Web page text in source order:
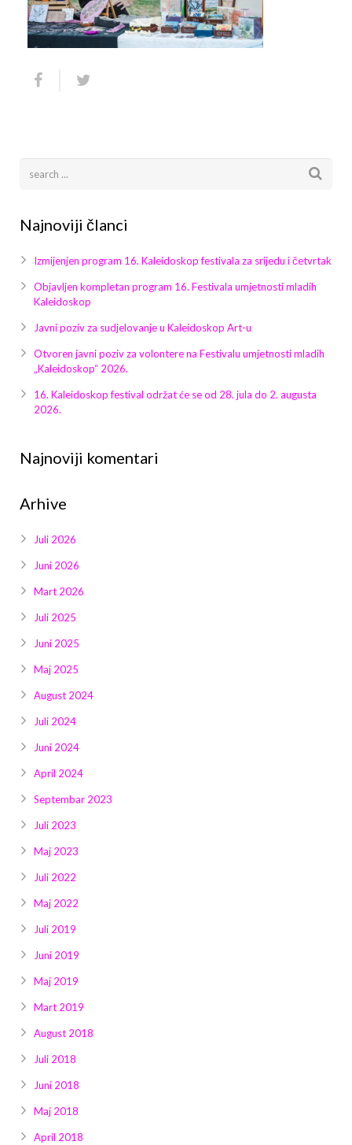
Video 2011
Video 2015
Video 2018
Galerija 2010
Galerija 2014
Galerija 2017
Galerija 2018
Galerija 2019
Galerija 2022
Galerija 2024
Galerija 2025
Arhiva
Najnoviji članci
Izmijenjen program 16. Kaleidoskop festivala za srijedu i četvrtak
Objavljen kompletan program 16. Festivala umjetnosti mladih
Kaleidoskop
Javni poziv za sudjelovanje u Kaleidoskop Art-u
Otvoren javni poziv za volontere na Festivalu umjetnosti mladih
„Kaleidoskop“ 2026.
16. Kaleidoskop festival održat će se od 28. jula do 2. augusta
2026.
Najnoviji komentari
Arhive
Juli 2026
Juni 2026
Mart 2026
Juli 2025
Juni 2025
Maj 2025
August 2024
Juli 2024
Juni 2024
April 2024
Septembar 2023
Juli 2023
Maj 2023
Juli 2022
Maj 2022
Juli 2019
Juni 2019
Maj 2019
Mart 2019
August 2018
Juli 2018
Juni 2018
Maj 2018
April 2018